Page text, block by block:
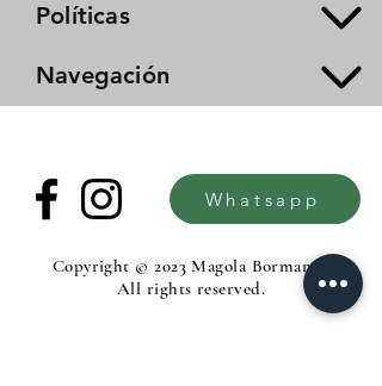
Políticas
Navegación
Whatsapp
Copyright © 2023 Magola Borman®.
All rights reserved.